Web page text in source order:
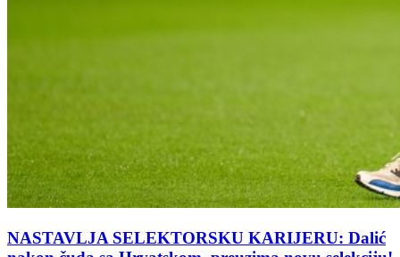
NASTAVLJA SELEKTORSKU KARIJERU: Dalić